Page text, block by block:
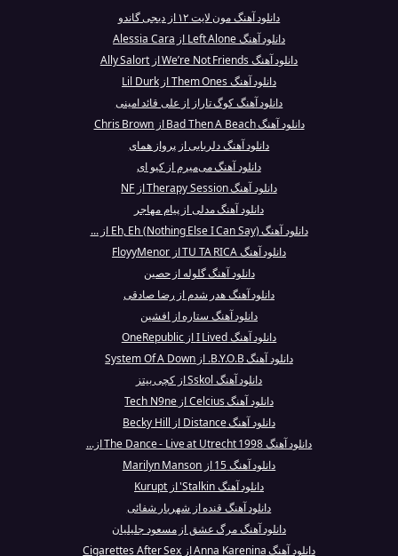
دانلود آهنگ مون لایت ۱۲ از دیجی گاندو
دانلود آهنگ Left Alone از Alessia Cara
دانلود آهنگ We’re Not Friends از Ally Salort
دانلود آهنگ Them Ones از Lil Durk
دانلود آهنگ کوگ تاراز از علی قائد امینی
دانلود آهنگ Bad Then A Beach از Chris Brown
دانلود آهنگ دلربایی از پرواز همای
دانلود آهنگ می‌میرم از کیو ای
دانلود آهنگ Therapy Session از NF
دانلود آهنگ مدلی از پیام مهاجر
دانلود آهنگ Eh, Eh (Nothing Else I Can Say) از ...
دانلود آهنگ TU TA RICA از FloyyMenor
دانلود آهنگ گلوله از حصین
دانلود آهنگ هدر شدم از رضا صادقی
دانلود آهنگ ستاره از افشین
دانلود آهنگ I Lived از OneRepublic
دانلود آهنگ B.Y.O.B. از System Of A Down
دانلود آهنگ Sskol از کچی بیتز
دانلود آهنگ Celcius از Tech N9ne
دانلود آهنگ Distance از Becky Hill
دانلود آهنگ The Dance - Live at Utrecht 1998 از...
دانلود آهنگ 15 از Marilyn Manson
دانلود آهنگ Stalkin' از Kurupt
دانلود آهنگ قنده از شهریار شفائی
دانلود آهنگ مرگ عشق از مسعود جلیلیان
دانلود آهنگ Anna Karenina از Cigarettes After Sex